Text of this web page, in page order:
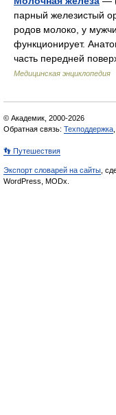
парный железистый
родов молоко, у
функционирует.
часть передней
Медицинская энциклопедия
© Академик, 2000-2026
Обратная связь: Техподдержка
👣 Путешествия
Экспорт словарей на сайты ,
WordPress, MODx.